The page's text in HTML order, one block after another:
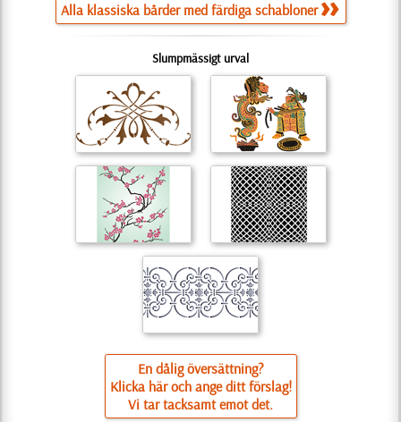
Alla klassiska bårder med färdiga schabloner
Slumpmässigt urval
En dålig översättning?
Klicka här och ange ditt förslag!
Vi tar tacksamt emot det.